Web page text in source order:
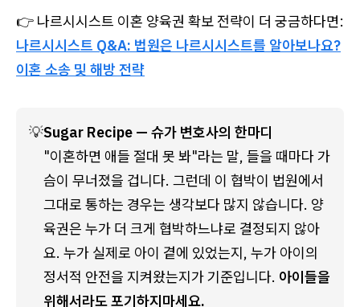
👉 나르시시스트 이혼 양육권 확보 전략이 더 궁금하다면:
나르시시스트 Q&A: 법원은 나르시시스트를 알아보나요?
이혼 소송 및 해방 전략
💡Sugar Recipe — 슈가 변호사의 한마디
"이혼하면 애들 절대 못 봐"라는 말, 들을 때마다 가
슴이 무너졌을 겁니다. 그런데 이 협박이 법원에서
그대로 통하는 경우는 생각보다 많지 않습니다. 양
육권은 누가 더 크게 협박하느냐로 결정되지 않아
요. 누가 실제로 아이 곁에 있었는지, 누가 아이의
정서적 안전을 지켜왔는지가 기준입니다. 아이들을
위해서라도 포기하지마세요.